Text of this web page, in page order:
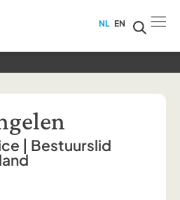
NL EN
| Bestuurslid